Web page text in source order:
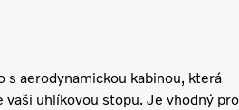
s aerodynamickou kabinou, která
vaši uhlíkovou stopu. Je vhodný pro